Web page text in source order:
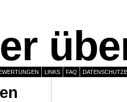
LINKS FAQ